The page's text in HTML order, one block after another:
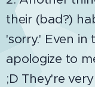
their (bad?)
'sorry.' Even
apologize to
;D They're